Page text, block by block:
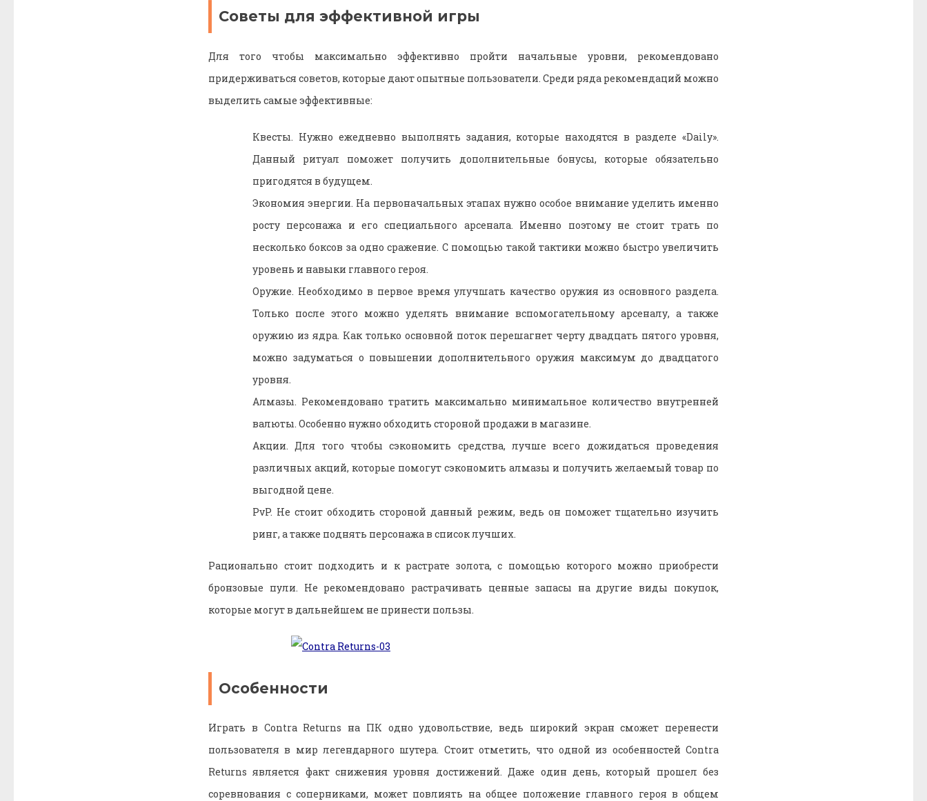
Советы для эффективной игры
Для того чтобы максимально эффективно пройти начальные уровни, рекомендовано
придерживаться советов, которые дают опытные пользователи. Среди ряда рекомендаций можно
выделить самые эффективные:
Квесты. Нужно ежедневно выполнять задания, которые находятся в разделе «Daily».
Данный ритуал поможет получить дополнительные бонусы, которые обязательно
пригодятся в будущем.
Экономия энергии. На первоначальных этапах нужно особое внимание уделить именно
росту персонажа и его специального арсенала. Именно поэтому не стоит трать по
несколько боксов за одно сражение. С помощью такой тактики можно быстро увеличить
уровень и навыки главного героя.
Оружие. Необходимо в первое время улучшать качество оружия из основного раздела.
Только после этого можно уделять внимание вспомогательному арсеналу, а также
оружию из ядра. Как только основной поток перешагнет черту двадцать пятого уровня,
можно задуматься о повышении дополнительного оружия максимум до двадцатого
уровня.
Алмазы. Рекомендовано тратить максимально минимальное количество внутренней
валюты. Особенно нужно обходить стороной продажи в магазине.
Акции. Для того чтобы сэкономить средства, лучше всего дожидаться проведения
различных акций, которые помогут сэкономить алмазы и получить желаемый товар по
выгодной цене.
PvP. Не стоит обходить стороной данный режим, ведь он поможет тщательно изучить
ринг, а также поднять персонажа в список лучших.
Рационально стоит подходить и к растрате золота, с помощью которого можно приобрести
бронзовые пули. Не рекомендовано растрачивать ценные запасы на другие виды покупок,
которые могут в дальнейшем не принести пользы.
Особенности
Играть в Contra Returns на ПК одно удовольствие, ведь широкий экран сможет перенести
пользователя в мир легендарного шутера. Стоит отметить, что одной из особенностей Contra
Returns является факт снижения уровня достижений. Даже один день, который прошел без
соревнования с соперниками, может повлиять на общее положение главного героя в общем